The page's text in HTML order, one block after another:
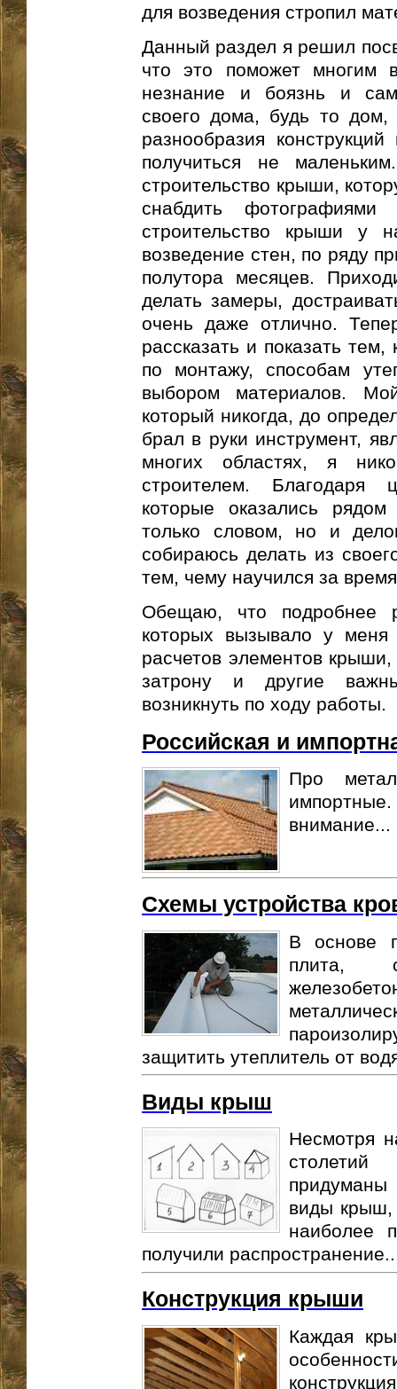
для возведения стропил
Данный раздел я решил
что это поможет многим
незнание и боязнь и
своего дома, будь то
разнообразия
получиться не
строительство крыши,
снабдить
строительство крыши у
возведение стен, по ряду
полутора месяцев.
делать замеры,
очень даже отлично.
рассказать и показать
по монтажу, способам
выбором материалов.
который никогда, до
брал в руки инструмент,
многих областях, я
строителем. Благодаря
которые оказались
только словом, но и
собираюсь делать из
тем, чему научился за
Обещаю, что подробнее
которых вызывало у меня
расчетов элементов
затрону и другие
возникнуть по ходу работы.
Российская и
Про
внимание...
Схемы устройства
В основе
плита,
защитить утеплитель от
Виды крыш
Несмотря
виды крыш,
наиболее
получили
Конструкция крыши
Каждая